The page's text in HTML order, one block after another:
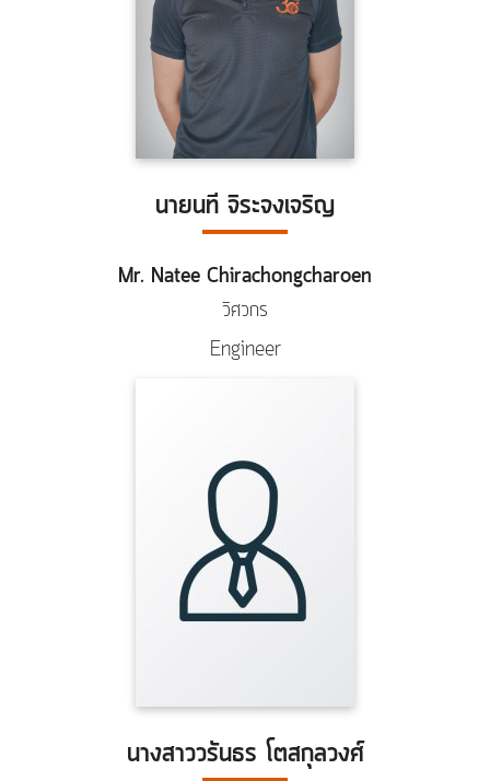
นายนที จิระจงเจริญ
Mr. Natee Chirachongcharoen
วิศวกร
Engineer
นางสาววรันธร โตสกุลวงศ์